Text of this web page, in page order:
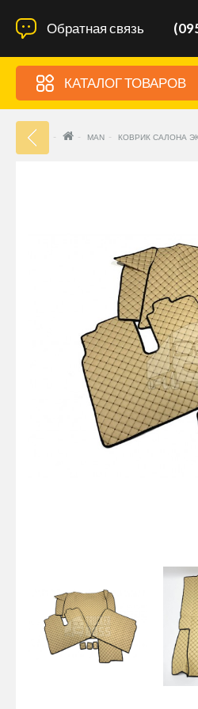
Обратная связь
КАТАЛОГ ТОВАРОВ
MAN КОВРИК САЛОНА